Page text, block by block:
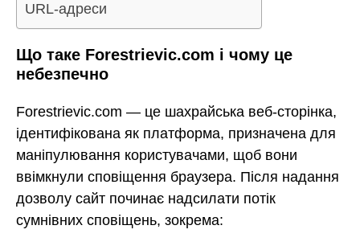
URL-адреси
Що таке Forestrievic.com і чому це
небезпечно
Forestrievic.com — це шахрайська веб-сторінка,
ідентифікована як платформа, призначена для
маніпулювання користувачами, щоб вони
ввімкнули сповіщення браузера. Після надання
дозволу сайт починає надсилати потік
сумнівних сповіщень, зокрема: